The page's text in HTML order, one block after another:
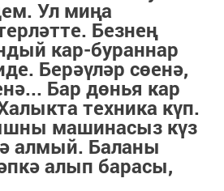
Ул миңа
Безнең
кар-бураннар
Берәүләр сөенә,
Бар дөнья кар
техника күп.
машинасыз күз
алмый. Баланы
алып барасы,